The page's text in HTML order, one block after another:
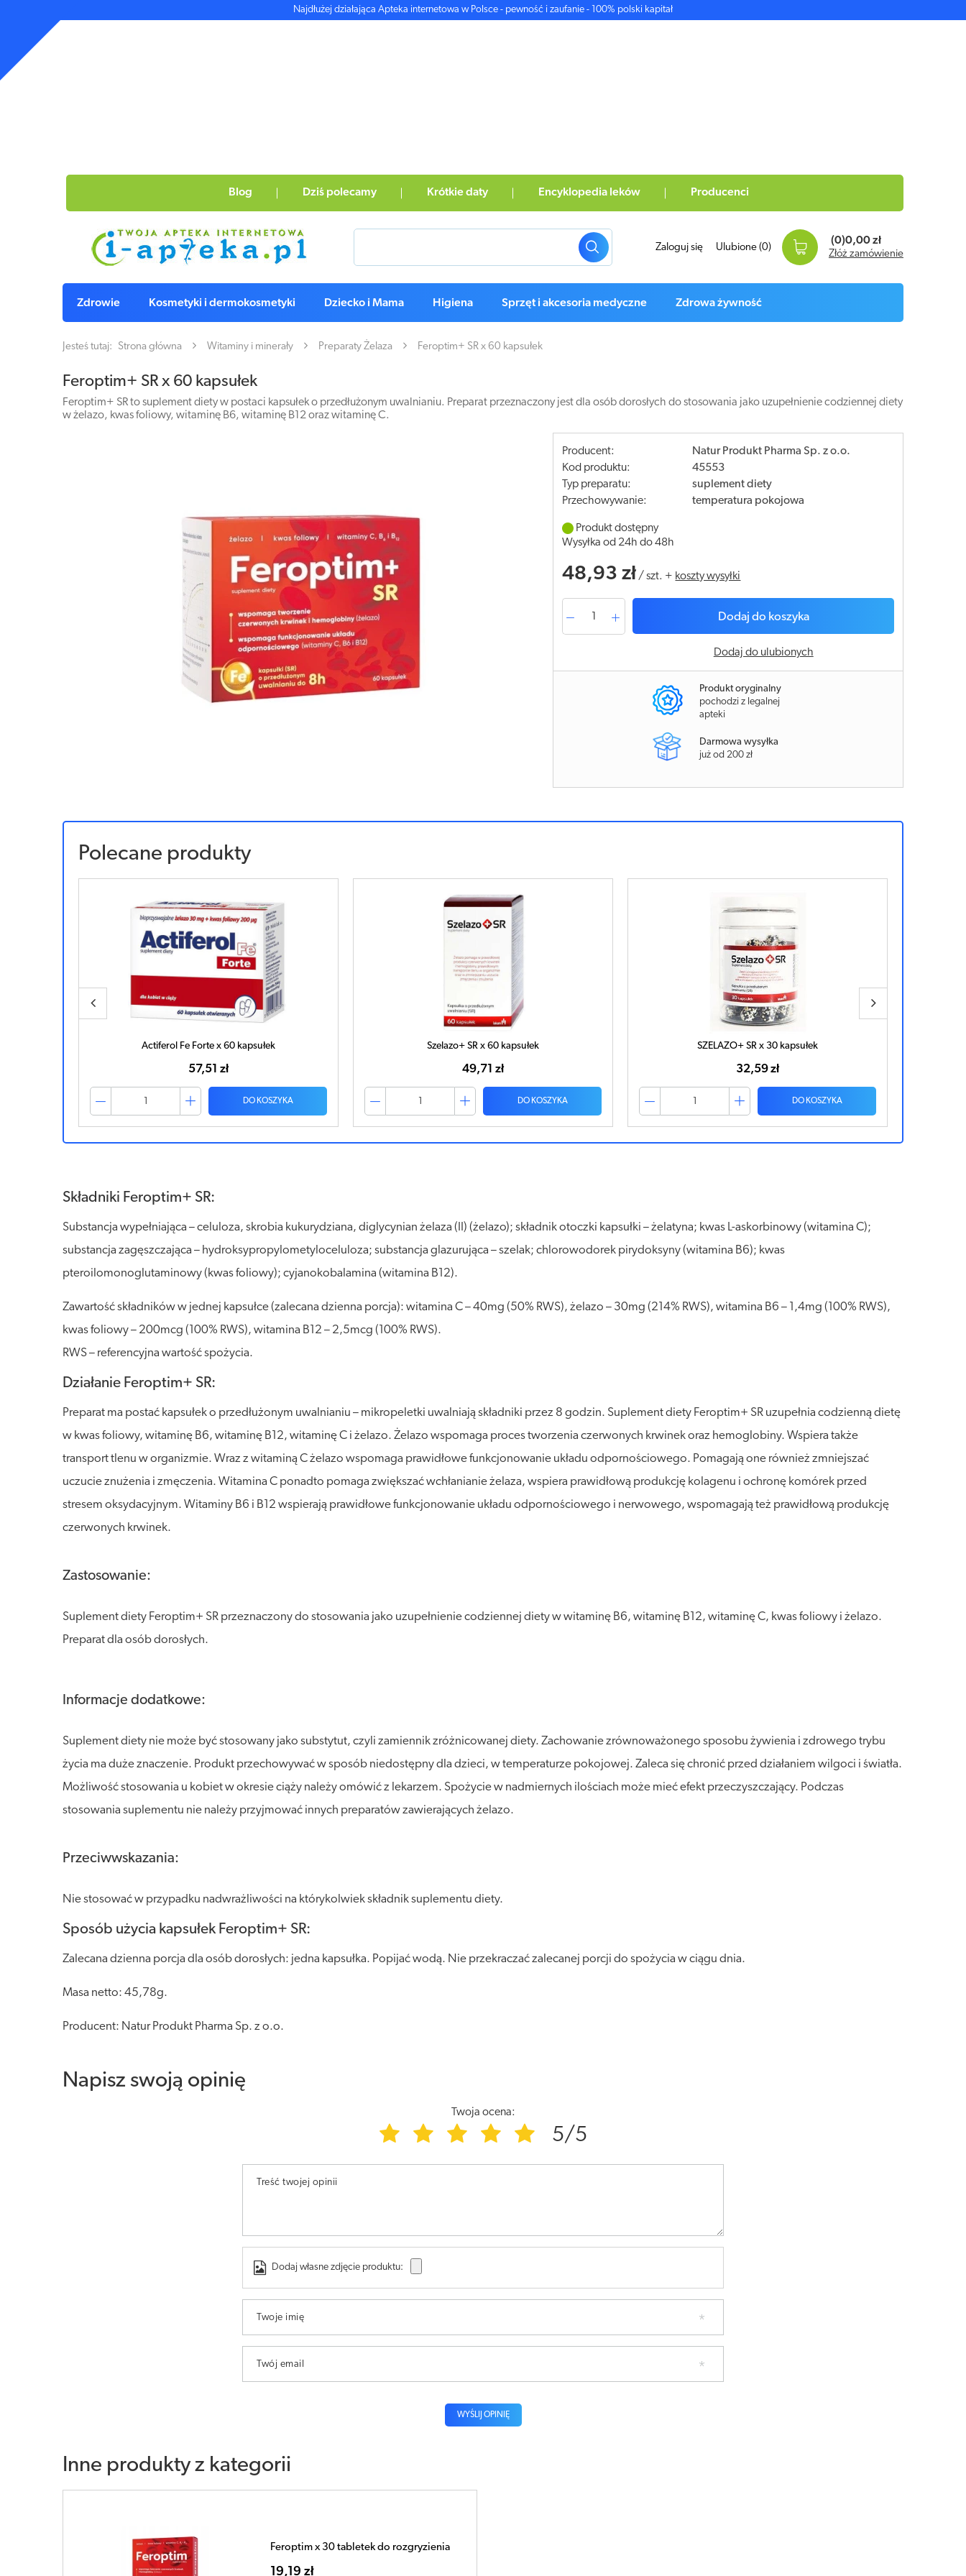
Najdłużej działająca Apteka internetowa w Polsce - pewność i zaufanie - 100% polski kapitał
Blog Dziś polecamy Krótkie daty Encyklopedia leków Producenci
Zaloguj się Ulubione (0)
(0)0,00 zł
Złóż zamówienie
Zdrowie Kosmetyki i dermokosmetyki Dziecko i Mama Higiena Sprzęt i akcesoria medyczne Zdrowa żywność
Jesteś tutaj: Strona główna Witaminy i minerały Preparaty Żelaza Feroptim+ SR x 60 kapsułek
Feroptim+ SR x 60 kapsułek
Feroptim+ SR to suplement diety w postaci kapsułek o przedłużonym uwalnianiu. Preparat przeznaczony jest dla osób dorosłych do stosowania jako uzupełnienie codziennej diety
w żelazo, kwas foliowy, witaminę B6, witaminę B12 oraz witaminę C.
Producent:
Natur Produkt Pharma Sp. z o.o.
Kod produktu:
45553
Typ preparatu:
suplement diety
Przechowywanie:
temperatura pokojowa
Produkt dostępny
Wysyłka od 24h do 48h
48,93 zł /szt. + koszty wysyłki
Dodaj do koszyka
Dodaj do ulubionych
Produkt oryginalny
pochodzi z legalnej
apteki
Darmowa wysyłka
już od 200 zł
Polecane produkty
Szelazo+ SR x 60 kapsułek
49,71 zł
DO KOSZYKA
SZELAZO+ SR x 30 kapsułek
32,59 zł
DO KOSZYKA
Allnutrition Iron SR x 120 kapsułek
39,86 zł
DO KOSZYKA
Składniki Feroptim+ SR:
Substancja wypełniająca – celuloza, skrobia kukurydziana, diglycynian żelaza (II) (żelazo); składnik otoczki kapsułki – żelatyna; kwas L-askorbinowy (witamina C);
substancja zagęszczająca – hydroksypropylometyloceluloza; substancja glazurująca – szelak; chlorowodorek pirydoksyny (witamina B6); kwas
pteroilomonoglutaminowy (kwas foliowy); cyjanokobalamina (witamina B12).
Zawartość składników w jednej kapsułce (zalecana dzienna porcja): witamina C – 40mg (50% RWS), żelazo – 30mg (214% RWS), witamina B6 – 1,4mg (100% RWS),
kwas foliowy – 200mcg (100% RWS), witamina B12 – 2,5mcg (100% RWS).
RWS – referencyjna wartość spożycia.
Działanie Feroptim+ SR:
Preparat ma postać kapsułek o przedłużonym uwalnianiu – mikropeletki uwalniają składniki przez 8 godzin. Suplement diety Feroptim+ SR uzupełnia codzienną dietę
w kwas foliowy, witaminę B6, witaminę B12, witaminę C i żelazo. Żelazo wspomaga proces tworzenia czerwonych krwinek oraz hemoglobiny. Wspiera także
transport tlenu w organizmie. Wraz z witaminą C żelazo wspomaga prawidłowe funkcjonowanie układu odpornościowego. Pomagają one również zmniejszać
uczucie znużenia i zmęczenia. Witamina C ponadto pomaga zwiększać wchłanianie żelaza, wspiera prawidłową produkcję kolagenu i ochronę komórek przed
stresem oksydacyjnym. Witaminy B6 i B12 wspierają prawidłowe funkcjonowanie układu odpornościowego i nerwowego, wspomagają też prawidłową produkcję
czerwonych krwinek.
Zastosowanie:
Suplement diety Feroptim+ SR przeznaczony do stosowania jako uzupełnienie codziennej diety w witaminę B6, witaminę B12, witaminę C, kwas foliowy i żelazo.
Preparat dla osób dorosłych.
Informacje dodatkowe:
Suplement diety nie może być stosowany jako substytut, czyli zamiennik zróżnicowanej diety. Zachowanie zrównoważonego sposobu żywienia i zdrowego trybu
życia ma duże znaczenie. Produkt przechowywać w sposób niedostępny dla dzieci, w temperaturze pokojowej. Zaleca się chronić przed działaniem wilgoci i światła.
Możliwość stosowania u kobiet w okresie ciąży należy omówić z lekarzem. Spożycie w nadmiernych ilościach może mieć efekt przeczyszczający. Podczas
stosowania suplementu nie należy przyjmować innych preparatów zawierających żelazo.
Przeciwwskazania:
Nie stosować w przypadku nadwrażliwości na którykolwiek składnik suplementu diety.
Sposób użycia kapsułek Feroptim+ SR:
Zalecana dzienna porcja dla osób dorosłych: jedna kapsułka. Popijać wodą. Nie przekraczać zalecanej porcji do spożycia w ciągu dnia.
Masa netto: 45,78g.
Producent: Natur Produkt Pharma Sp. z o.o.
Napisz swoją opinię
Twoja ocena:
5/5
Treść twojej opinii
Dodaj własne zdjęcie produktu:
Twoje imię
Twój email
WYŚLIJ OPINIĘ
Inne produkty z kategorii
Feroptim x 30 tabletek do rozgryzienia
19,19 zł